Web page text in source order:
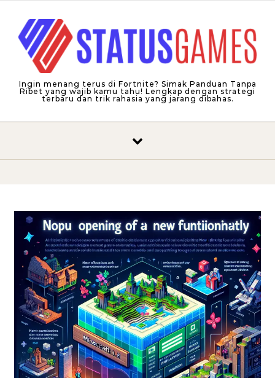
Ingin menang terus di Fortnite? Simak Panduan Tanpa
Ribet yang wajib kamu tahu! Lengkap dengan strategi
terbaru dan trik rahasia yang jarang dibahas.